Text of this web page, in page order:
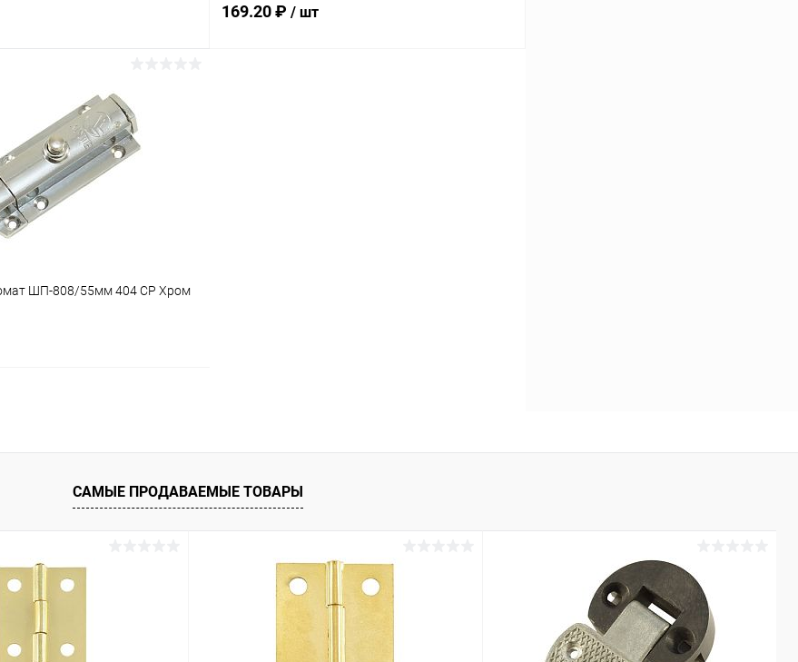
Сравнение
В наличии
169.20 ₽ / шт
ШП-808/55мм 404 CP Хром
Сравнение
В наличии
САМЫЕ ПРОДАВАЕМЫЕ ТОВАРЫ